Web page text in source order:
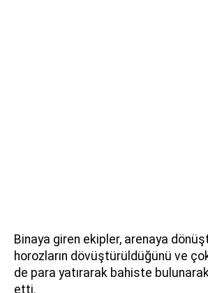
Binaya giren ekipler, arenaya
horozların dövüştürüldüğünü ve
de para yatırarak bahiste
etti.